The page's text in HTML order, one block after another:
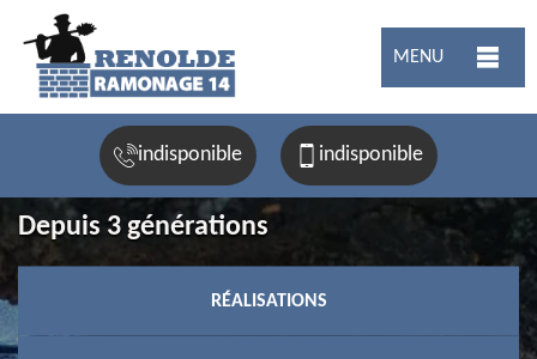
MENU
indisponible indisponible
Depuis 3 générations
RÉALISATIONS